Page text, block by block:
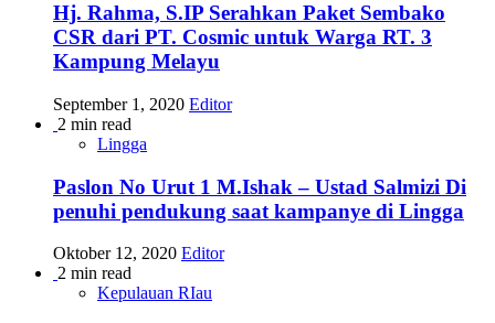
Hj. Rahma, S.IP Serahkan Paket Sembako
CSR dari PT. Cosmic untuk Warga RT. 3
Kampung Melayu
September 1, 2020 Editor
2 min read
Lingga
Paslon No Urut 1 M.Ishak – Ustad Salmizi Di
penuhi pendukung saat kampanye di Lingga
Oktober 12, 2020 Editor
2 min read
Kepulauan RIau